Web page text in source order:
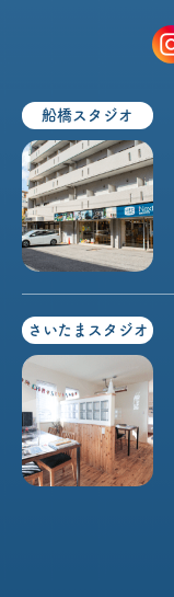
船橋スタジオ
さいたまスタジオ